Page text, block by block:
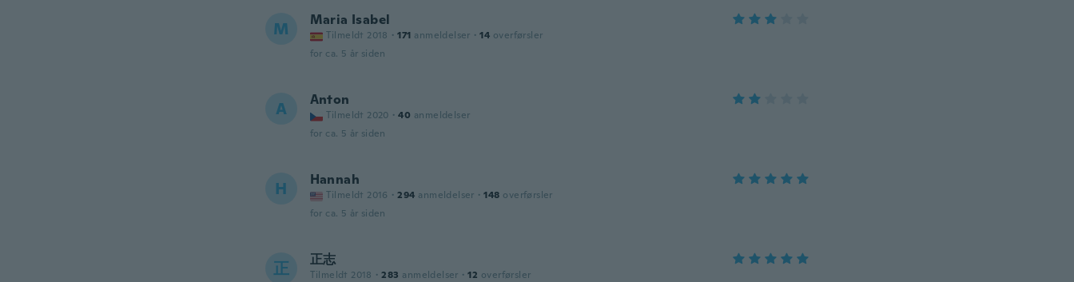
M Maria Isabel
Tilmeldt 2018 · 171 anmeldelser · 14 overførsler
for ca. 5 år siden
A Anton
Tilmeldt 2020 · 40 anmeldelser
for ca. 5 år siden
H Hannah
Tilmeldt 2016 · 294 anmeldelser · 148 overførsler
for ca. 5 år siden
正 正志
Tilmeldt 2018 · 283 anmeldelser · 12 overførsler